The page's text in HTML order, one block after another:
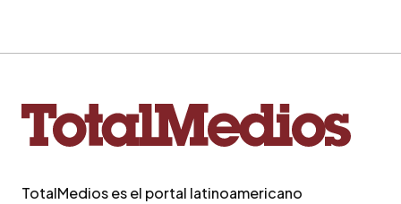
TotalMedios es el portal latinoamericano